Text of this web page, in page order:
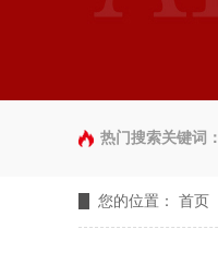
热门搜索关键词：
您的位置： 首页